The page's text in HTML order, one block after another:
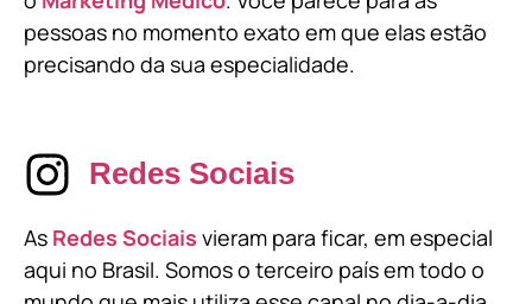
pessoas no momento exato em que elas estão
precisando da sua especialidade.
Redes Sociais
As Redes Sociais vieram para ficar, em especial
aqui no Brasil. Somos o terceiro país em todo o